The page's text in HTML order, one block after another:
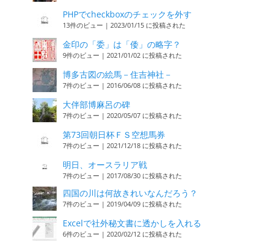
PHPでcheckboxのチェックを外す
13件のビュー | 2023/01/15 に投稿された
金印の「委」は「倭」の略字？
9件のビュー | 2021/01/02 に投稿された
博多古図の絵馬－住吉神社－
7件のビュー | 2016/06/08 に投稿された
大伴部博麻呂の碑
7件のビュー | 2020/05/07 に投稿された
第73回朝日杯ＦＳ空想馬券
7件のビュー | 2021/12/18 に投稿された
明日、オースラリア戦
7件のビュー | 2017/08/30 に投稿された
四国の川は何故きれいなんだろう？
7件のビュー | 2019/04/09 に投稿された
Excelで社外秘文書に透かしを入れる
6件のビュー | 2020/02/12 に投稿された